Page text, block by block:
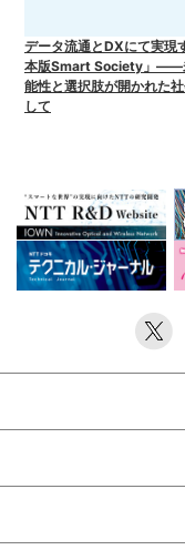
データ流通とDXにて実現
本版Smart Society」――
能性と選択肢が開かれた
して